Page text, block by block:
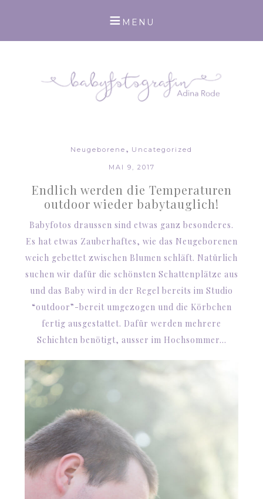
Neugeborene , Uncategorized
MAI 9, 2017
Endlich werden die Temperaturen
outdoor wieder babytauglich!
Babyfotos draussen sind etwas ganz besonderes.
Es hat etwas Zauberhaftes, wie das Neugeborenen
weich gebettet zwischen Blumen schläft. Natürlich
suchen wir dafür die schönsten Schattenplätze aus
und das Baby wird in der Regel bereits im Studio
“outdoor”-bereit umgezogen und die Körbchen
fertig ausgestattet. Dafür werden mehrere
Schichten benötigt, ausser im Hochsommer…